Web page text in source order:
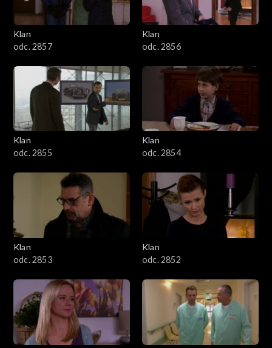
Klan
odc. 2857
Klan
odc. 2856
Klan
odc. 2855
Klan
odc. 2854
Klan
odc. 2853
Klan
odc. 2852